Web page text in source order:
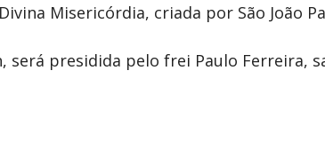
Misericórdia, criada por São João
será presidida pelo frei Paulo Ferreira,